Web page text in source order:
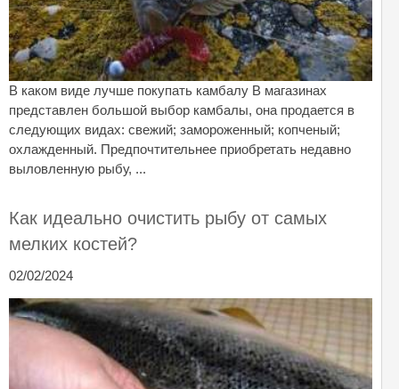
В каком виде лучше покупать камбалу В магазинах
представлен большой выбор камбалы, она продается в
следующих видах: свежий; замороженный; копченый;
охлажденный. Предпочтительнее приобретать недавно
выловленную рыбу, ...
Как идеально очистить рыбу от самых
мелких костей?
02/02/2024